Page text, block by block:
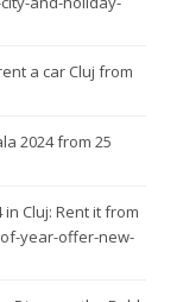
a car Cluj from
2024 from 25
in Cluj: Rent it from
year-offer-new-